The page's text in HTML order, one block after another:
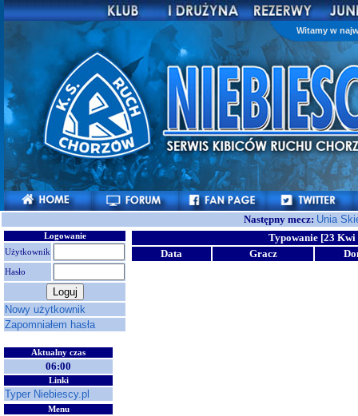
Witamy w
Następny mecz: Unia
Logowanie
Użytkownik
Hasło
Nowy użytkownik
Zapomniałem hasła
Aktualny czas
06:00
Linki
Typer Niebiescy.pl
Menu
Typowanie [23 Kwi
Data
Gracz